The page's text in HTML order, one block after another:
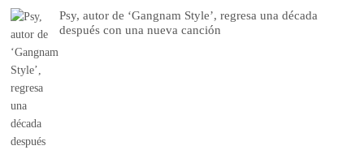
Psy, autor de ‘Gangnam Style’, regresa una década
después con una nueva canción